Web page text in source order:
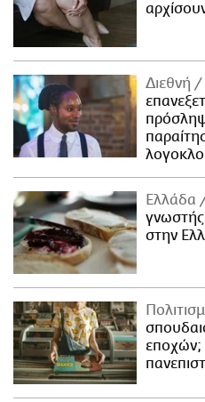
Διεθνή
Ελλάδα
στην
εποχών;